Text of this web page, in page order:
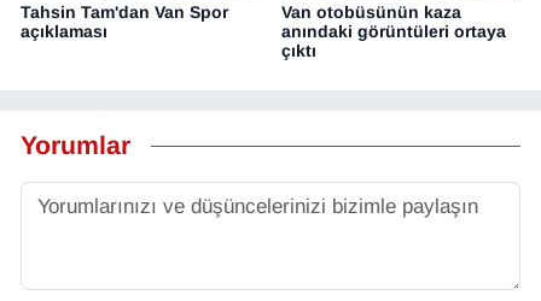
Tahsin Tam'dan Van Spor
açıklaması
Van otobüsünün kaza
anındaki görüntüleri ortaya
çıktı
Yorumlar